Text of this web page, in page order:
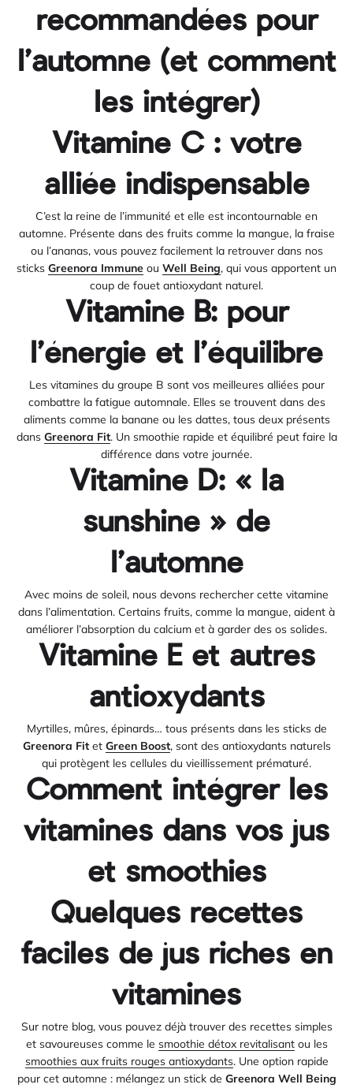
recommandées pour
l’automne (et comment
les intégrer)
Vitamine C : votre
alliée indispensable
C’est la reine de l’immunité et elle est incontournable en
automne. Présente dans des fruits comme la mangue, la fraise
ou l’ananas, vous pouvez facilement la retrouver dans nos
sticks Greenora Immune ou Well Being, qui vous apportent un
coup de fouet antioxydant naturel.
Vitamine B: pour
l’énergie et l’équilibre
Les vitamines du groupe B sont vos meilleures alliées pour
combattre la fatigue automnale. Elles se trouvent dans des
aliments comme la banane ou les dattes, tous deux présents
dans Greenora Fit. Un smoothie rapide et équilibré peut faire la
différence dans votre journée.
Vitamine D: « la
sunshine » de
l’automne
Avec moins de soleil, nous devons rechercher cette vitamine
dans l’alimentation. Certains fruits, comme la mangue, aident à
améliorer l’absorption du calcium et à garder des os solides.
Vitamine E et autres
antioxydants
Myrtilles, mûres, épinards… tous présents dans les sticks de
Greenora Fitet Green Boost, sont des antioxydants naturels
qui protègent les cellules du vieillissement prématuré.
Comment intégrer les
vitamines dans vos jus
et smoothies
Quelques recettes
faciles de jus riches en
vitamines
Sur notre blog, vous pouvez déjà trouver des recettes simples
et savoureuses comme le smoothie détox revitalisantou les
smoothies aux fruits rouges antioxydants. Une option rapide
pour cet automne : mélangez un stick de Greenora Well Being